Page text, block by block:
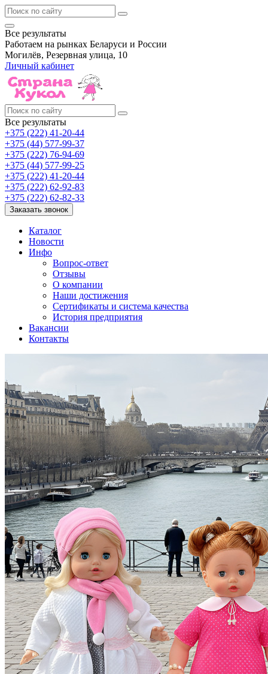
Все результаты
Работаем на рынках Беларуси и России
Могилёв, Резервная улица, 10
Личный кабинет
Все результаты
+375 (222) 41-20-44
+375 (44) 577-99-37
+375 (222) 76-94-69
+375 (44) 577-99-25
+375 (222) 41-20-44
+375 (222) 62-92-83
+375 (222) 62-82-33
Заказать звонок
Каталог
Новости
Инфо
Вопрос-ответ
Отзывы
О компании
Наши достижения
Сертификаты и система качества
История предприятия
Вакансии
Контакты